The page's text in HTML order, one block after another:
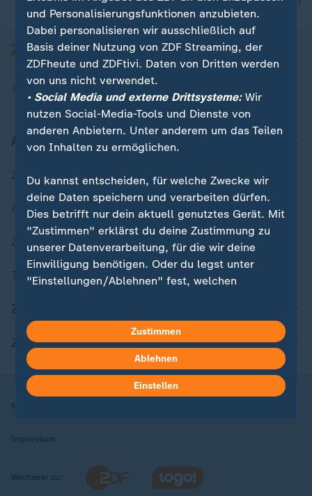
Aktuell bei ZDFheute
Zuletzt veröffentlicht
Aktuelle Sendungs-Videos
ZDFheute Stories
Themen im Überblick
ZDFheute Apps
Nutzungsbedingungen
Impressum
Wechseln zu:
und Personalisierungsfunktionen anzubieten.
Dabei personalisieren wir ausschließlich auf
Basis deiner Nutzung von ZDF Streaming, der
ZDFheute und ZDFtivi. Daten von Dritten werden
von uns nicht verwendet.
• Social Media und externe Drittsysteme:Wir
nutzen Social-Media-Tools und Dienste von
anderen Anbietern. Unter anderem um das Teilen
von Inhalten zu ermöglichen.
Du kannst entscheiden, für welche Zwecke wir
deine Daten speichern und verarbeiten dürfen.
Dies betrifft nur dein aktuell genutztes Gerät. Mit
"Zustimmen" erklärst du deine Zustimmung zu
unserer Datenverarbeitung, für die wir deine
Einwilligung benötigen. Oder du legst unter
"Einstellungen/Ablehnen" fest, welchen
kannst du jederzeit mit Wirkung für die Zukunft
in deinen Einstellungen widerrufen oder ändern.
Hier findest du das Impressum.
Weitere Informationen findest du in unserer
Zustimmen
Ablehnen
Einstellen